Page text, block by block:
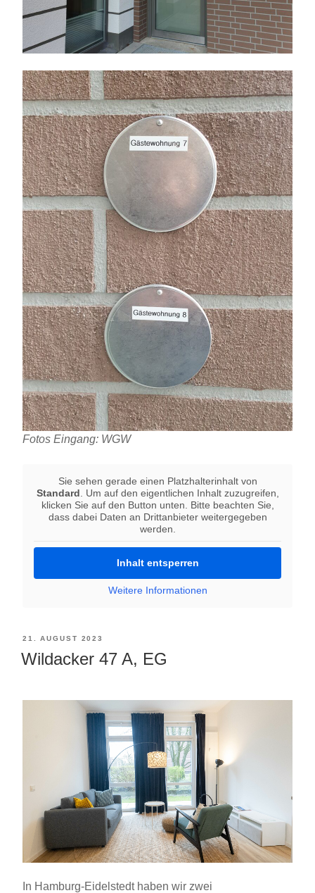
Fotos Eingang: WGW
Sie sehen gerade einen Platzhalterinhalt von
Standard . Um auf den eigentlichen Inhalt zuzugreifen,
klicken Sie auf den Button unten. Bitte beachten Sie,
dass dabei Daten an Drittanbieter weitergegeben
werden.
Inhalt entsperren
Weitere Informationen
VERÖFFENTLICHT
AM
21. AUGUST 2023
Wildacker 47 A, EG
In Hamburg-Eidelstedt haben wir zwei